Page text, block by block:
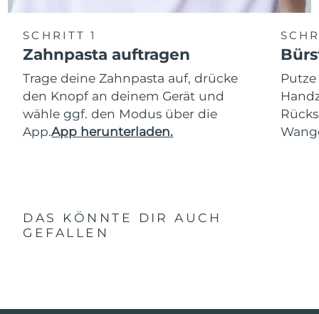
SCHRITT 1
Zahnpasta auftragen
Trage deine Zahnpasta auf, drücke
den Knopf an deinem Gerät und
wähle ggf. den Modus über die
App.App herunterladen.
DAS KÖNNTE DIR AUCH
GEFALLEN